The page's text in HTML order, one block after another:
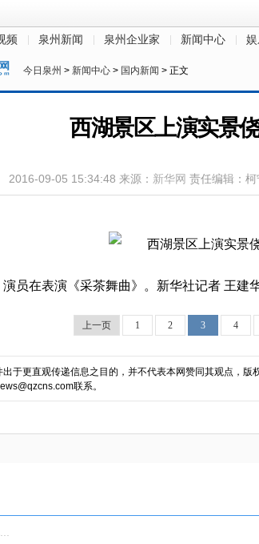
频 泉州新闻 泉州企业家 新闻中心
今日泉州 > 新闻中心 > 国内新闻 > 正文
西湖景区上演实景
2016-09-05 15:34:48 来源： 新华网 责任编辑：柯
员在表演《采茶舞曲》。新华社记者 王建
上一页 1 2 3 4
于更直观传递信息之目的，并不代表本网赞同其观点，版
联系。